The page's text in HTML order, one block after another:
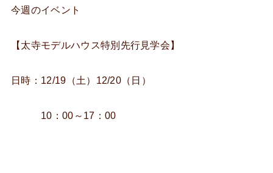
今週のイベント
【太寺モデルハウス特別先行見学会】
日時：12/19（土）12/20（日）
10：00～17：00